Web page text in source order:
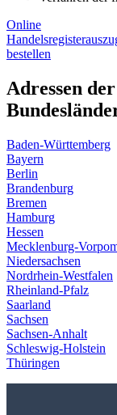
Online
bestellen
Adressen
Baden-Württemberg
Bayern
Berlin
Brandenburg
Bremen
Hamburg
Hessen
Mecklenburg-
Niedersachsen
Nordrhein-Westfalen
Rheinland-Pfalz
Saarland
Sachsen
Sachsen-Anhalt
Schleswig-Holstein
Thüringen